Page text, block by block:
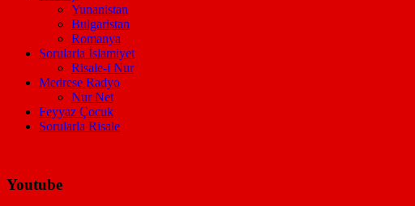
Yunanistan
Bulgaristan
Romanya
Sorularla İslamiyet
Risale-i Nur
Medrese Radyo
Nur Net
Feyyaz Çocuk
Sorularla Risale
Youtube